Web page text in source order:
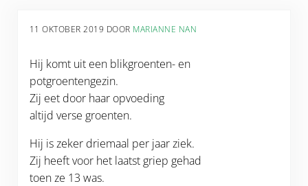
11 OKTOBER 2019 DOOR MARIANNE NAN
Hij komt uit een blikgroenten- en
potgroentengezin.
Zij eet door haar opvoeding
altijd verse groenten.
Hij is zeker driemaal per jaar ziek.
Zij heeft voor het laatst griep gehad
toen ze 13 was.